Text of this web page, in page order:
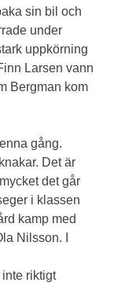
sin bil och
under
uppkörning
Larsen vann
Bergman kom
gång.
Det är
det går
i klassen
kamp med
Nilsson. I
riktigt